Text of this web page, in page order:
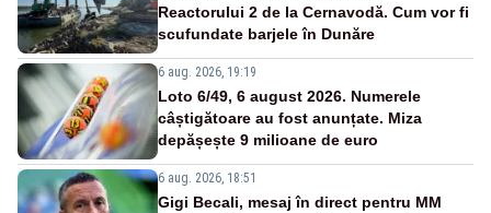
Reactorului 2 de la Cernavodă. Cum vor fi
scufundate barjele în Dunăre
6 aug. 2026, 19:19
Loto 6/49, 6 august 2026. Numerele
câștigătoare au fost anunțate. Miza
depășește 9 milioane de euro
6 aug. 2026, 18:51
Gigi Becali, mesaj în direct pentru MM